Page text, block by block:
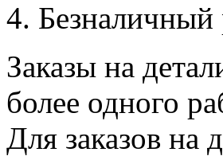
4. Безналичный
Заказы на
более одного
Для заказов на